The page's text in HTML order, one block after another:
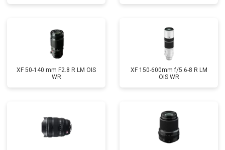
XF 50-140 mm F2.8 R LM OIS
WR
XF 150-600mm f/5.6-8 R LM
OIS WR